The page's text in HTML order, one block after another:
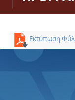
Εκτύπωση